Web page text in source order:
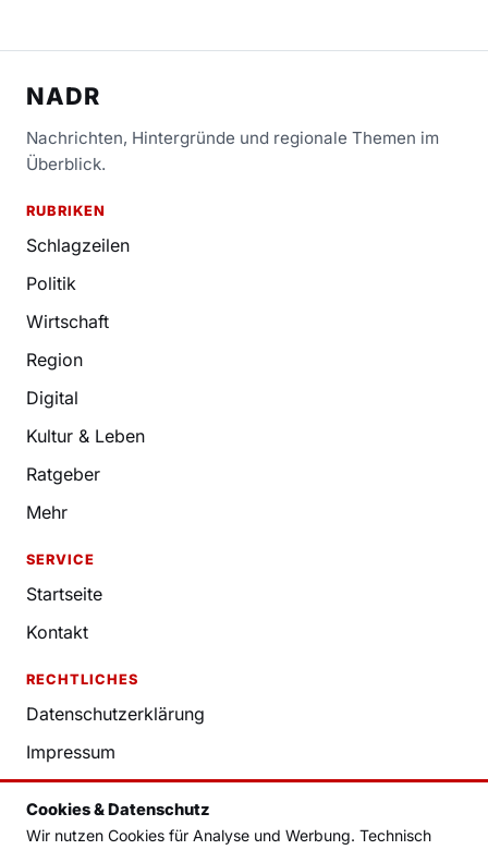
Cookies & Datenschutz
Wir nutzen Cookies für Analyse und Werbung. Technisch
NADR
Nachrichten, Hintergründe und regionale Themen im
Überblick.
RUBRIKEN
Schlagzeilen
Politik
Wirtschaft
Region
Digital
Kultur & Leben
Ratgeber
Mehr
SERVICE
Startseite
Kontakt
RECHTLICHES
Datenschutzerklärung
Impressum
Nutzungsbedingungen
Redaktion